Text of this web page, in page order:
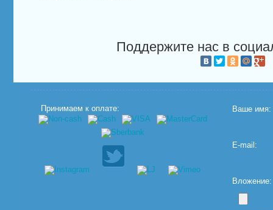
Поддержите нас в
Принимаем к оплате: Ваше имя:
E-mail: